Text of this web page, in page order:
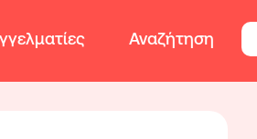
Αναζήτηση